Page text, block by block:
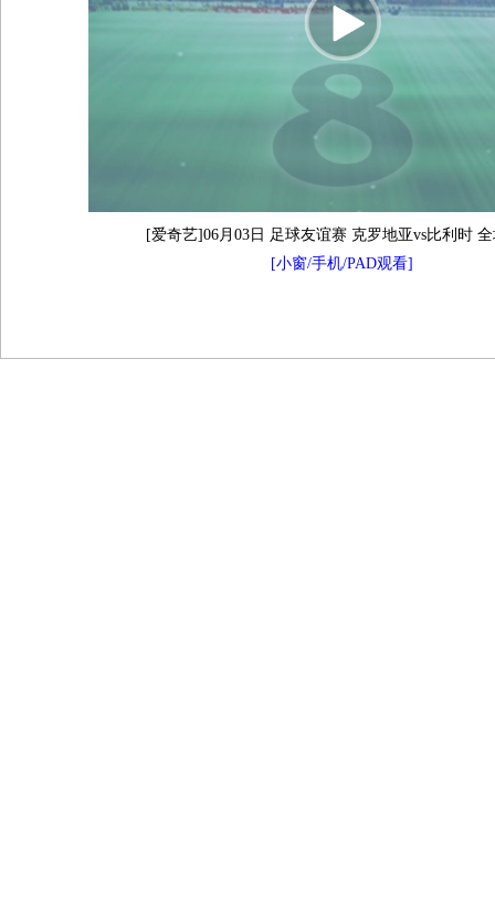
[爱奇艺]06月03日 足球友谊赛 克罗地亚vs比利时
[小窗/手机/PAD观看]